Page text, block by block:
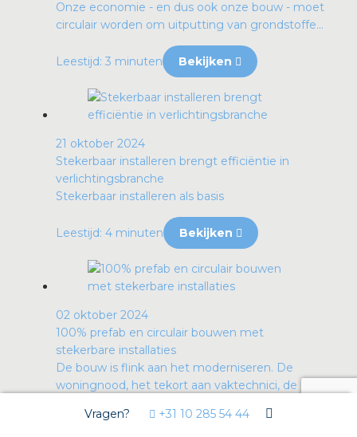
Onze economie - en dus ook onze bouw - moet
circulair worden om uitputting van grondstoffe...
Leestijd: 3 minuten Bekijken
21 oktober 2024
Stekerbaar installeren brengt efficiëntie in
verlichtingsbranche
Stekerbaar installeren als basis
Leestijd: 4 minuten Bekijken
02 oktober 2024
100% prefab en circulair bouwen met
stekerbare installaties
De bouw is flink aan het moderniseren. De
woningnood, het tekort aan vaktechnici, de
Vragen? +31 10 285 54 44